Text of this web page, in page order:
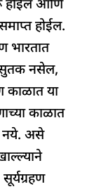
होईल आणि
होईल.
भारतात
सुतक नसेल,
काळात या
काळात
नये. असे